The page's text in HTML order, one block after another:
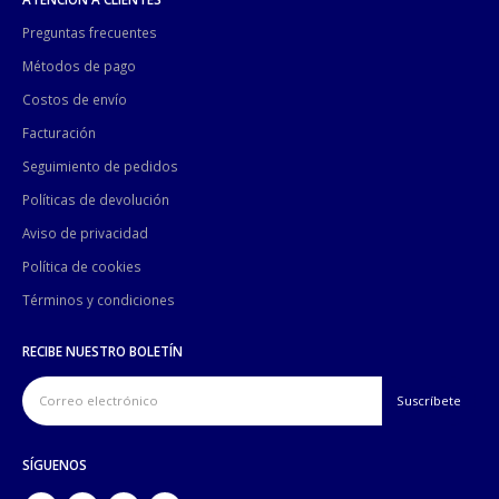
Preguntas frecuentes
Métodos de pago
Costos de envío
Facturación
Seguimiento de pedidos
Políticas de devolución
Aviso de privacidad
Política de cookies
Términos y condiciones
RECIBE NUESTRO BOLETÍN
SÍGUENOS